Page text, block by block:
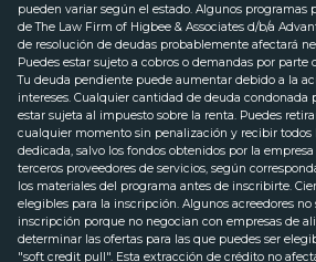
pueden variar según el estado. Algunos programas
de The Law Firm of Higbee & Associates d/b/a
de resolución de deudas probablemente afectará
Puedes estar sujeto a cobros o demandas por parte
Tu deuda pendiente puede aumentar debido a la
intereses. Cualquier cantidad de deuda condonada
estar sujeta al impuesto sobre la renta. Puedes
cualquier momento sin penalización y recibir todos
dedicada, salvo los fondos obtenidos por la
terceros proveedores de servicios, según
los materiales del programa antes de inscribirte.
elegibles para la inscripción. Algunos acreedores no
inscripción porque no negocian con empresas de
determinar las ofertas para las que puedes ser
"soft credit pull". Esta extracción de crédito no